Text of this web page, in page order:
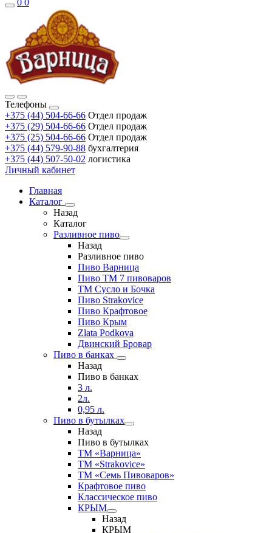
0 0
Телефоны
+375 (44) 504-66-66 Отдел продаж
+375 (29) 504-66-66 Отдел продаж
+375 (25) 504-66-66 Отдел продаж
+375 (44) 579-90-88 бухгалтерия
+375 (44) 507-50-02 логистика
Личный кабинет
Главная
Каталог
Назад
Каталог
Разливное пиво
Назад
Разливное пиво
Пиво Варница
Пиво ТМ 7 пивоваров
ТМ Сусло и Бочка
Пиво Strakovice
Пиво Крафтовое
Пиво Крым
Zlata Podkova
Двинский Бровар
Пиво в банках
Назад
Пиво в банках
3 л.
2л.
0,95 л.
Пиво в бутылках
Назад
Пиво в бутылках
ТМ «Варница»
ТМ «Strakovice»
ТМ «Семь Пивоваров»
Крафтовое пиво
Классическое пиво
КРЫМ
Назад
КРЫМ